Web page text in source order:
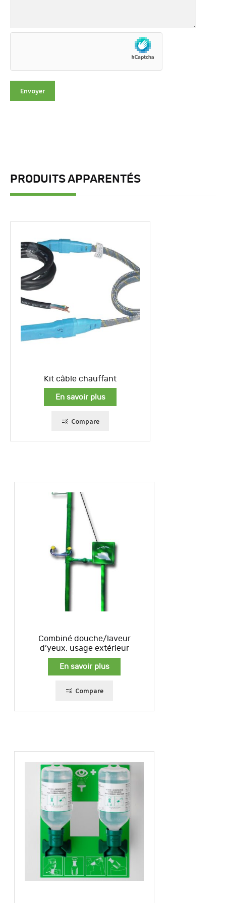
PRODUITS APPARENTÉS
Kit câble chauffant
En savoir plus
Compare
Combiné douche/laveur
d’yeux, usage extérieur
En savoir plus
Compare